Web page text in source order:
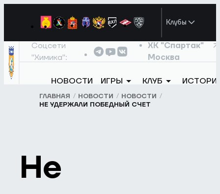
Клубы
Соцсети
"Химика":
ХК "Спартак"
Москва
НОВОСТИ ИГРЫ КЛУБ
ГЛАВНАЯ НОВОСТИ
НОВОСТИ
НЕ УДЕРЖАЛИ ПОБЕДНЫЙ СЧЕТ
Не